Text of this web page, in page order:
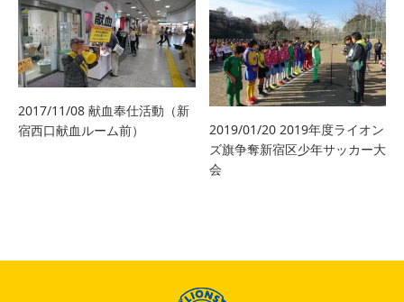
2017/11/08 献血奉仕活動（新
宿西口献血ルーム前）
2019/01/20 2019年度ライオン
ズ旗争奪新宿区少年サッカー大
会